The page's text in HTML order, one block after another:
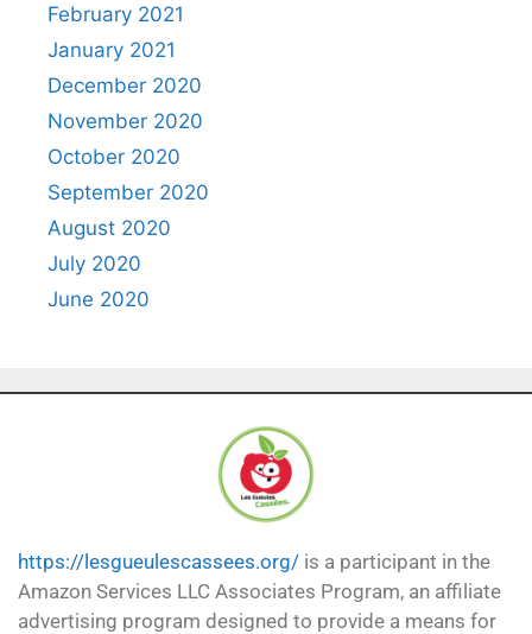
February 2021
January 2021
December 2020
November 2020
October 2020
September 2020
August 2020
July 2020
June 2020
https://lesgueulescassees.org/ is a participant in the
Amazon Services LLC Associates Program, an affiliate
advertising program designed to provide a means for